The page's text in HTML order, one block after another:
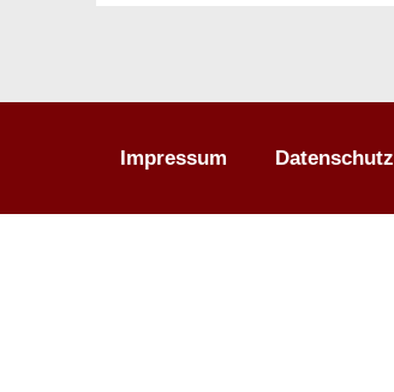
Impressum Datenschutz